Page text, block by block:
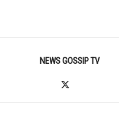
NEWS GOSSIP TV